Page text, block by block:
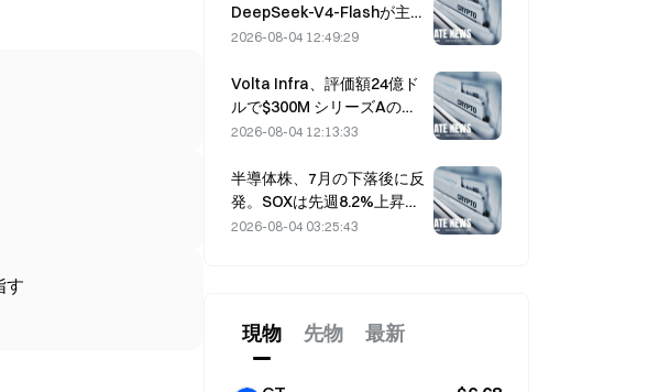
す
DeepSeek-V4-Flashが主
要AIモデルの中で最も低い
2026-08-04 12:49:29
Volta Infra、評価額24億ド
ルで$300M シリーズAの資
金調達ラウンドを完了、
2026-08-04 12:13:33
半導体株、7月の下落後に反
発。SOXは先週8.2%上昇、
AMD、Western Digital、
2026-08-04 03:25:43
現物 先物 最新